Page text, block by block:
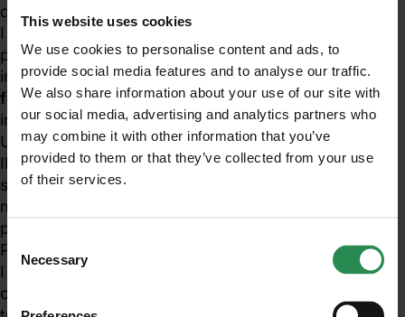
This website uses cookies
We use cookies to personalise content and ads, to
provide social media features and to analyse our traffic.
We also share information about your use of our site with
our social media, advertising and analytics partners who
may combine it with other information that you’ve
provided to them or that they’ve collected from your use
of their services.
Consent
Selection
Necessary
di Confindustria Mantova.
I settori sui quali si concentra Confindustria Mantova
per potenziare le consulenze a disposizione delle
imprese associate sonoambiente ,sicurezza,
formazione, finanza agevolata , comunicazione ed
internazionalizzazione, unitamente ai servizi di
Unimpiego relativi alle risorse umane.
Il potenziamento e l’ampliamento della gamma dei
servizi offerti nell’ambito del progetto, sono stati
messi a punto a tempo di record grazie alla
partnership con le società mantovane
Progesa.
I servizi verranno offerti sotto il diretto
coordinamento e con la garanzia di professionalità e
Unisciti al mondo MadeHSE
obblighi, modifiche, prescrizioni in ambito tecnico